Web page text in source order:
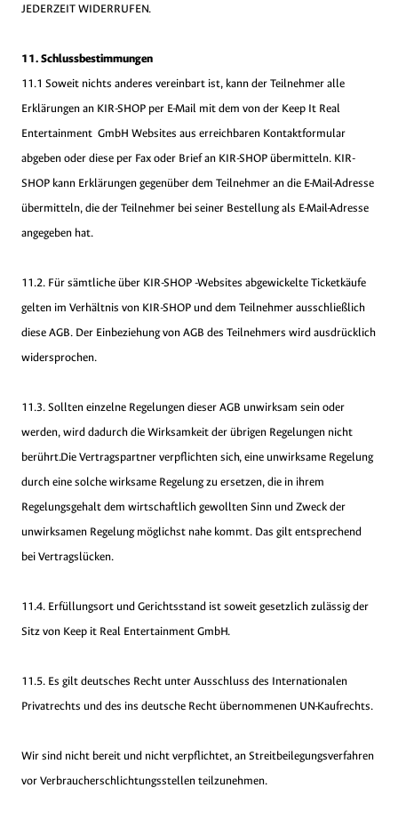
JEDERZEIT WIDERRUFEN.
11. Schlussbestimmungen
11.1 Soweit nichts anderes vereinbart ist, kann der Teilnehmer alle
Erklärungen an KIR-SHOP per E-Mail mit dem von der Keep It Real
Entertainment GmbH Websites aus erreichbaren Kontaktformular
abgeben oder diese per Fax oder Brief an KIR-SHOP übermitteln. KIR-
SHOP kann Erklärungen gegenüber dem Teilnehmer an die E-Mail-Adresse
übermitteln, die der Teilnehmer bei seiner Bestellung als E-Mail-Adresse
angegeben hat.
11.2. Für sämtliche über KIR-SHOP -Websites abgewickelte Ticketkäufe
gelten im Verhältnis von KIR-SHOP und dem Teilnehmer ausschließlich
diese AGB. Der Einbeziehung von AGB des Teilnehmers wird ausdrücklich
widersprochen.
11.3. Sollten einzelne Regelungen dieser AGB unwirksam sein oder
werden, wird dadurch die Wirksamkeit der übrigen Regelungen nicht
berührt.Die Vertragspartner verpflichten sich, eine unwirksame Regelung
durch eine solche wirksame Regelung zu ersetzen, die in ihrem
Regelungsgehalt dem wirtschaftlich gewollten Sinn und Zweck der
unwirksamen Regelung möglichst nahe kommt. Das gilt entsprechend
bei Vertragslücken.
11.4. Erfüllungsort und Gerichtsstand ist soweit gesetzlich zulässig der
Sitz von Keep it Real Entertainment GmbH.
11.5. Es gilt deutsches Recht unter Ausschluss des Internationalen
Privatrechts und des ins deutsche Recht übernommenen UN-Kaufrechts.
Wir sind nicht bereit und nicht verpflichtet, an Streitbeilegungsverfahren
vor Verbraucherschlichtungsstellen teilzunehmen.